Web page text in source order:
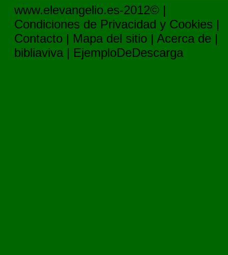
www.elevangelio.es-2012© |
Condiciones de Privacidad y Cookies |
Contacto | Mapa del sitio | Acerca de |
bibliaviva | EjemploDeDescarga